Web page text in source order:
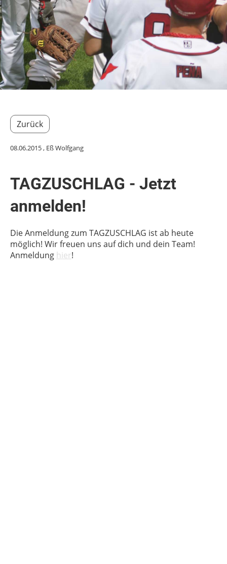
Zurück
08.06.2015, Eß Wolfgang
TAGZUSCHLAG - Jetzt
anmelden!
Die Anmeldung zum TAGZUSCHLAG ist ab heute
möglich! Wir freuen uns auf dich und dein Team!
Anmeldung hier!